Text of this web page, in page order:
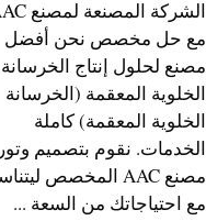
الشركة المصنعة لمصنع AAC
حل مخصص نحن أفضل
لحلول إنتاج الخرسانة
المعقمة (الخرسانة
المعقمة) كاملة
نقوم بتصميم وتوريد
مصنع AAC المخصص ليتناسب
من السعة ...